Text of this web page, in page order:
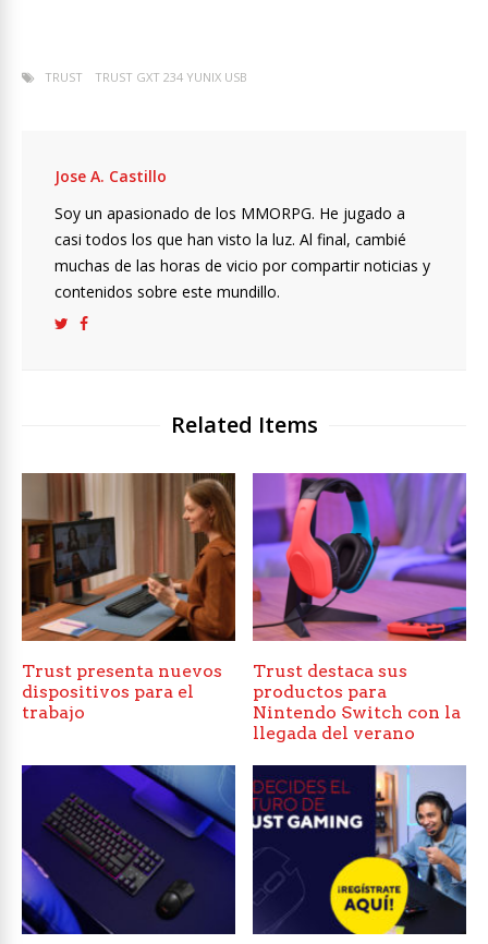
TRUST TRUST GXT 234 YUNIX USB
Jose A. Castillo
Soy un apasionado de los MMORPG. He jugado a
casi todos los que han visto la luz. Al final, cambié
muchas de las horas de vicio por compartir noticias y
contenidos sobre este mundillo.
Related Items
Trust presenta nuevos
dispositivos para el
trabajo
Trust destaca sus
productos para
Nintendo Switch con la
llegada del verano